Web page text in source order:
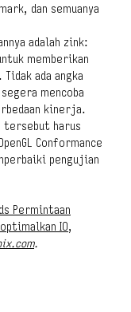
dan semuanya
adalah zink:
memberikan
ada angka
mencoba
kinerja.
tersebut harus
Conformance
pengujian
Permintaan
IO,
.